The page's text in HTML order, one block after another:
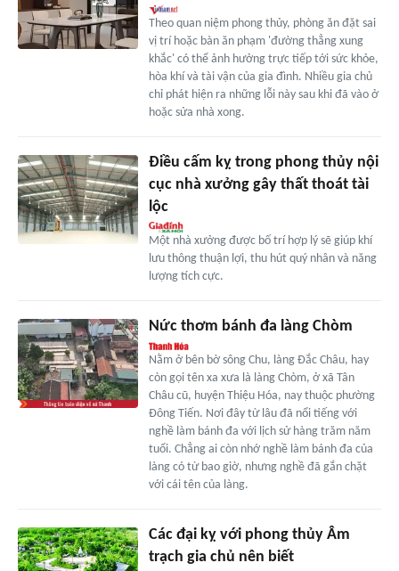
Theo quan niệm phong thủy, phòng ăn đặt sai
vị trí hoặc bàn ăn phạm 'đường thẳng xung
khắc' có thể ảnh hưởng trực tiếp tới sức khỏe,
hòa khí và tài vận của gia đình. Nhiều gia chủ
chỉ phát hiện ra những lỗi này sau khi đã vào ở
hoặc sửa nhà xong.
Điều cấm kỵ trong phong thủy nội
cục nhà xưởng gây thất thoát tài
lộc
Một nhà xưởng được bố trí hợp lý sẽ giúp khí
lưu thông thuận lợi, thu hút quý nhân và năng
lượng tích cực.
Nức thơm bánh đa làng Chòm
Nằm ở bên bờ sông Chu, làng Đắc Châu, hay
còn gọi tên xa xưa là làng Chòm, ở xã Tân
Châu cũ, huyện Thiệu Hóa, nay thuộc phường
Đông Tiến. Nơi đây từ lâu đã nổi tiếng với
nghề làm bánh đa với lịch sử hàng trăm năm
tuổi. Chẳng ai còn nhớ nghề làm bánh đa của
làng có từ bao giờ, nhưng nghề đã gắn chặt
với cái tên của làng.
Các đại kỵ với phong thủy Âm
trạch gia chủ nên biết